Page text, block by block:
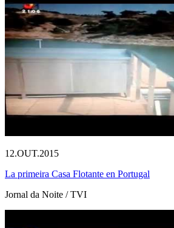
12.OUT.2015
La primeira Casa Flotante en Portugal
Jornal da Noite / TVI